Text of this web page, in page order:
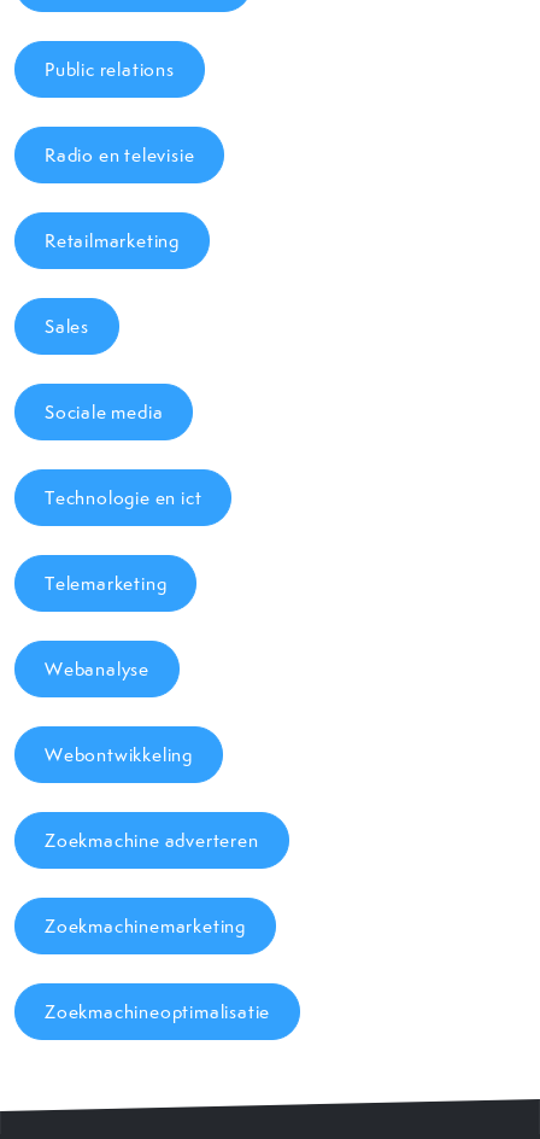
Public relations
Radio en televisie
Retailmarketing
Sales
Sociale media
Technologie en ict
Telemarketing
Webanalyse
Webontwikkeling
Zoekmachine adverteren
Zoekmachinemarketing
Zoekmachineoptimalisatie